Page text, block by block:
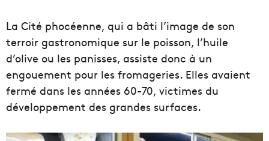
La Cité phocéenne, qui a bâti l’image de son
terroir gastronomique sur le poisson, l’huile
d’olive ou les panisses, assiste donc à un
engouement pour les fromageries. Elles avaient
fermé dans les années 60-70, victimes du
développement des grandes surfaces.